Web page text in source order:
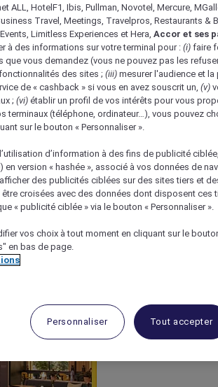
ALL, HotelF1, Ibis, Pullman, Novotel, Mercure,
Travel, Meetings, Travelpros, Restaurants &
Limitless Experiences et Hera, Accor et ses
à des informations sur votre terminal pour : (i) faire
que vous demandez (vous ne pouvez pas les
des sites ; (iii) mesurer l'audience et
de « cashback » si vous en avez souscrit un, (v)
; (vi) établir un profil de vos intérêts pour vous
terminaux (téléphone, ordinateur…), vous pouvez
sur le bouton « Personnaliser ».
d’information à des fins de publicité
en version « hashée », associé à vos données de
des publicités ciblées sur des sites tiers et
croisées avec des données dont disposent ces
« publicité ciblée » via le bouton « Personnaliser ».
vos choix à tout moment en cliquant sur le
en bas de page.
Personnaliser Tout accepter